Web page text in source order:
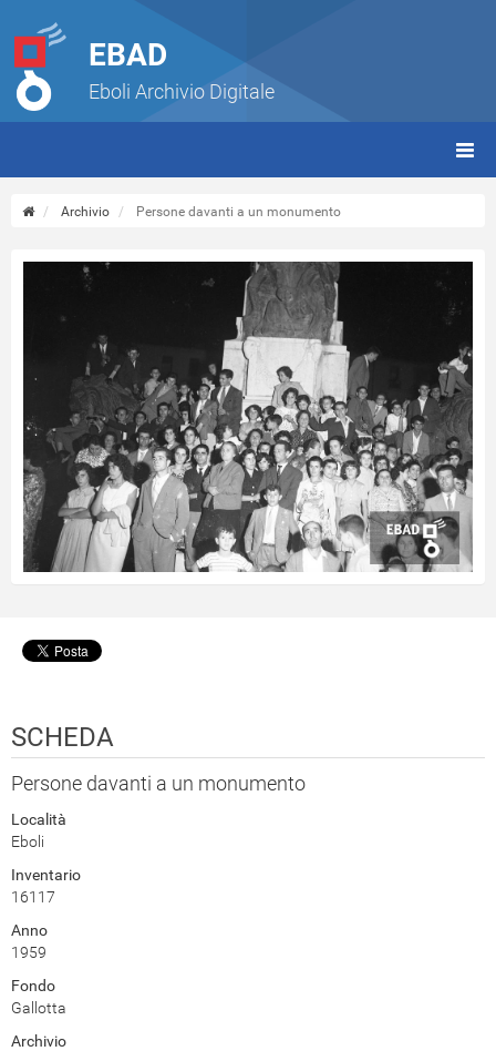
EBAD
Eboli Archivio Digitale
Archivio Persone davanti a un monumento
SCHEDA
Persone davanti a un monumento
Località
Eboli
Inventario
16117
Anno
1959
Fondo
Gallotta
Archivio